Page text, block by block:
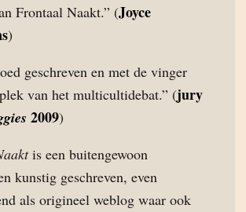
Frontaal Naakt.” (Joyce
)
geschreven en met de vinger
van het multicultidebat.” (jury
2009)
is een buitengewoon
kunstig geschreven, even
als origineel weblog waar ook